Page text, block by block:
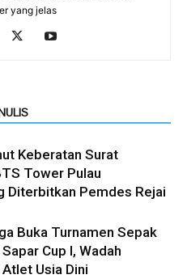
yang jelas
Keberatan Surat
Tower Pulau
Diterbitkan Pemdes Rejai
Buka Turnamen Sepak
Cup I, Wadah
Usia Dini